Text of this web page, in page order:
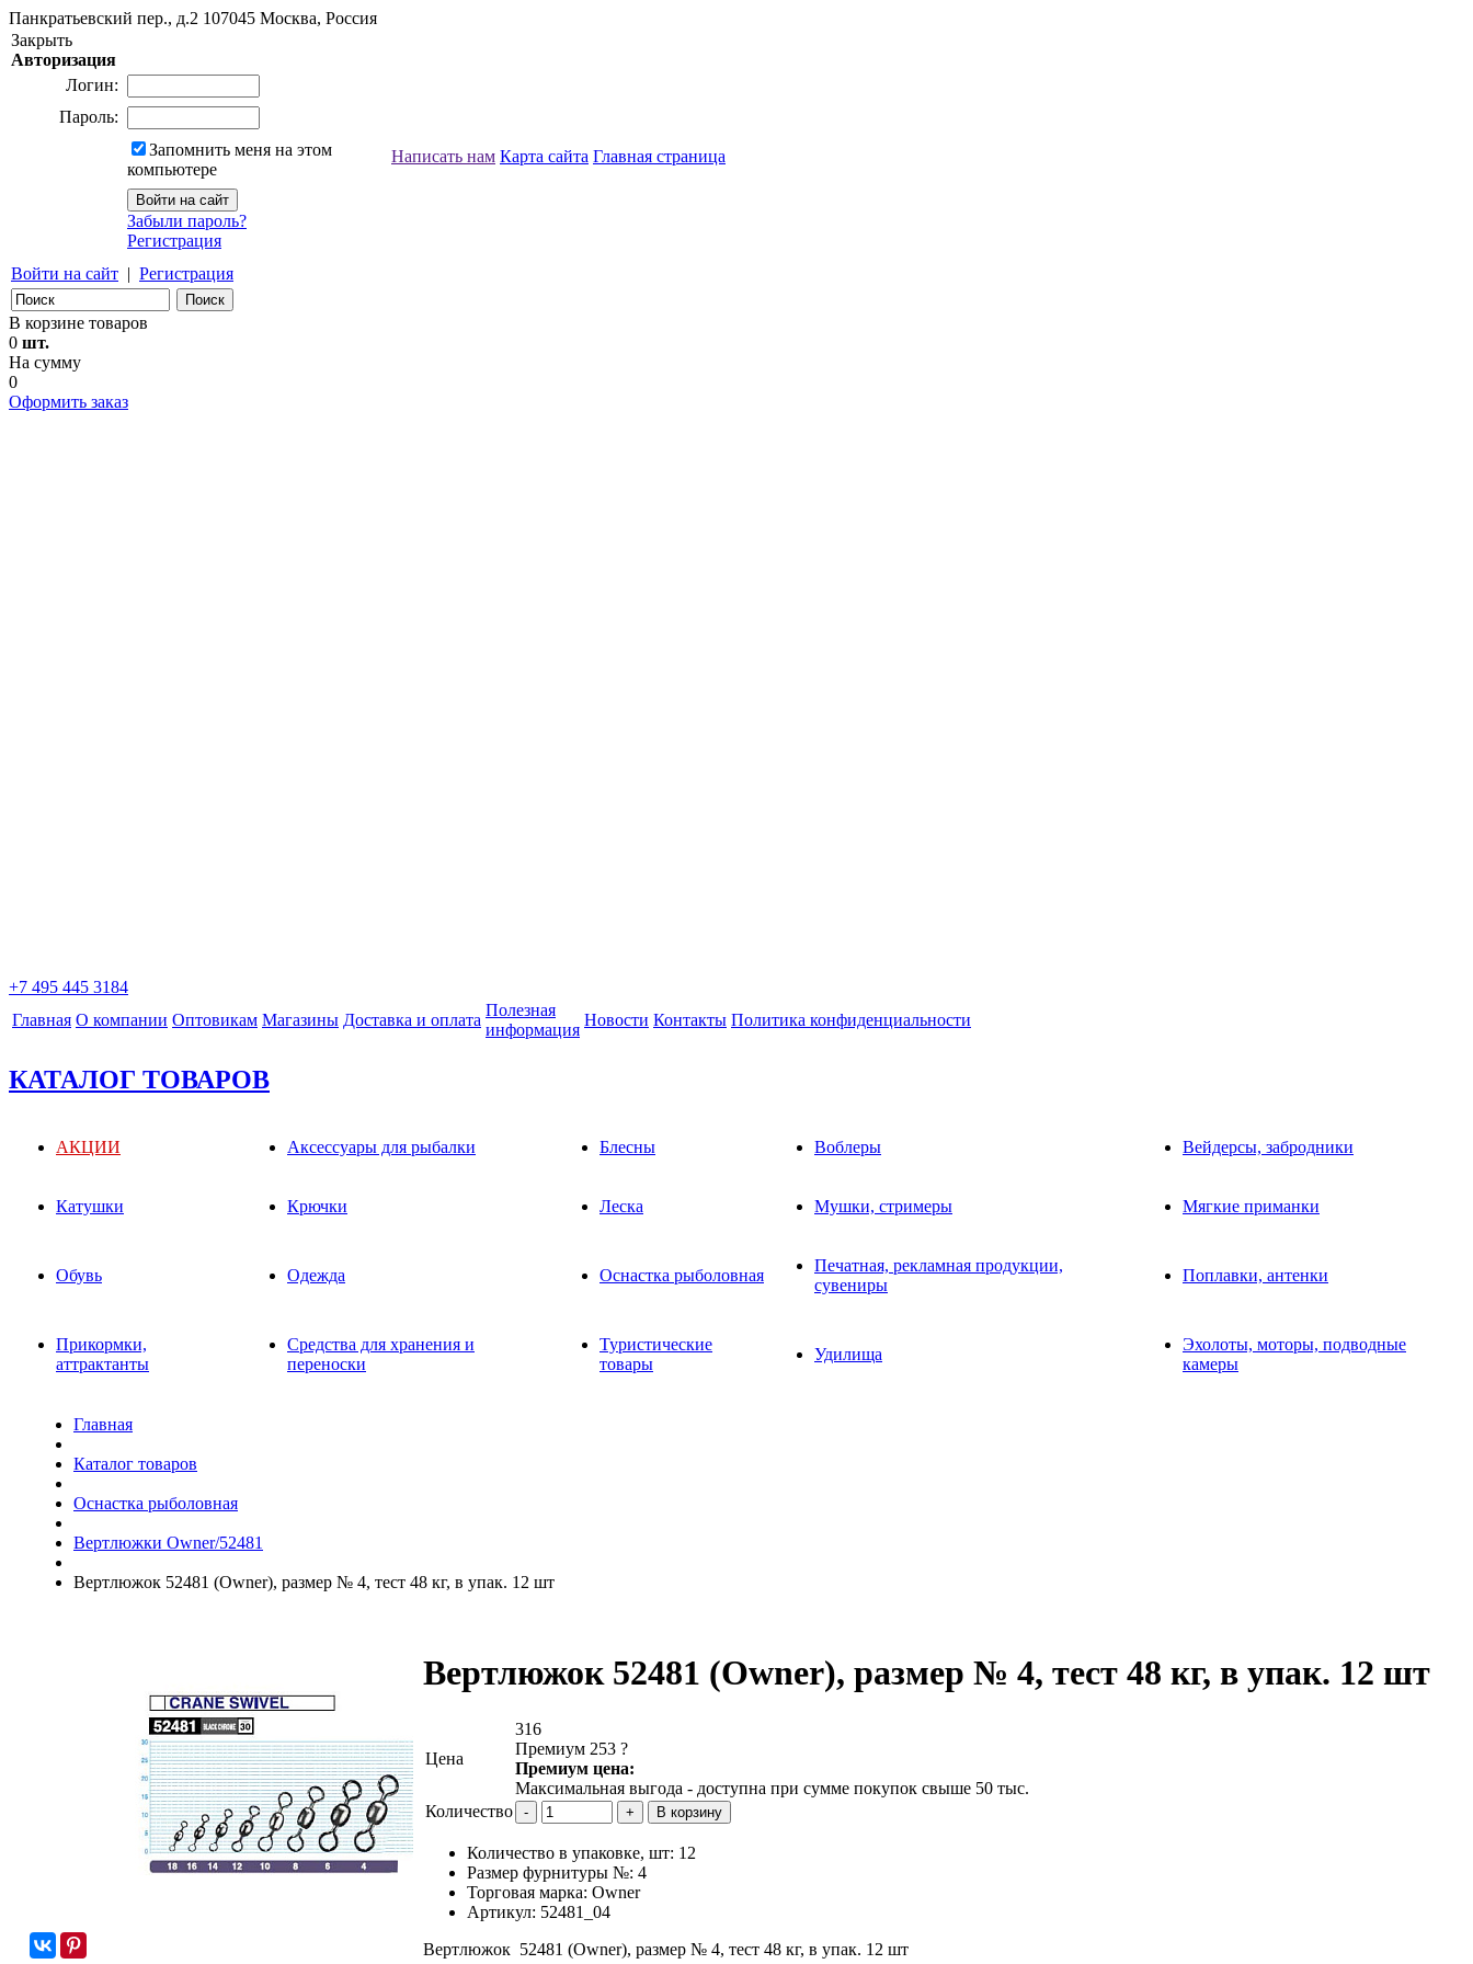
Панкратьевский пер., д.2 107045 Москва, Россия
Закрыть
Авторизация
Логин:
Пароль:
Запомнить меня на этом
компьютере
Забыли пароль?
Регистрация
Войти на сайт | Регистрация
Написать нам Карта сайта Главная страница
В корзине товаров
0 шт.
На сумму
0
Оформить заказ
+7 495 445 3184
Главная О компании Оптовикам Магазины Доставка и оплата
Полезная
информация
Новости Контакты Политика конфиденциальности
КАТАЛОГ ТОВАРОВ
АКЦИИ Аксессуары для рыбалки Блесны Воблеры Вейдерсы, забродники
Катушки Крючки Леска Мушки, стримеры Мягкие приманки
Обувь Одежда Оснастка рыболовная
Печатная, рекламная продукции,
сувениры
Поплавки, антенки
Прикормки,
аттрактанты
Средства для хранения и
переноски
Туристические
товары
Удилища
Эхолоты, моторы, подводные
камеры
Главная
Каталог товаров
Оснастка рыболовная
Вертлюжки Owner/52481
Вертлюжок 52481 (Owner), размер № 4, тест 48 кг, в упак. 12 шт
Вертлюжок 52481 (Owner), размер № 4, тест 48 кг, в упак. 12 шт
Цена
316
Премиум 253 ?
Премиум цена:
Максимальная выгода - доступна при сумме покупок свыше 50 тыс.
Количество
Количество в упаковке, шт: 12
Размер фурнитуры №: 4
Торговая марка: Owner
Артикул: 52481_04
Вертлюжок 52481 (Owner), размер № 4, тест 48 кг, в упак. 12 шт